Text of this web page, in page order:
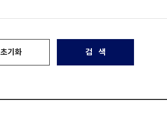
국제문화산업교류재단 포럼 · 세미나
초기화 검 색